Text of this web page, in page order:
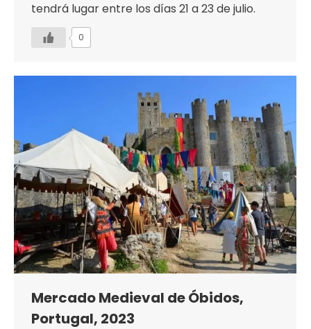
tendrá lugar entre los días 21 a 23 de julio.
0
Mercado Medieval de Óbidos,
Portugal, 2023